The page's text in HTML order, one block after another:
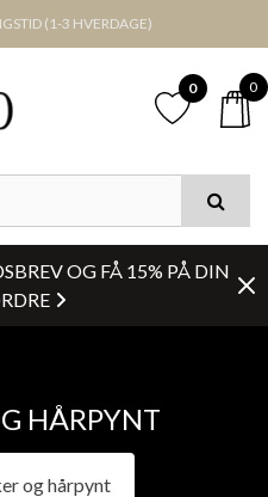
(1-3 HVERDAGE)
0 0
OG FÅ 15% PÅ DIN
HÅRPYNT
og hårpynt